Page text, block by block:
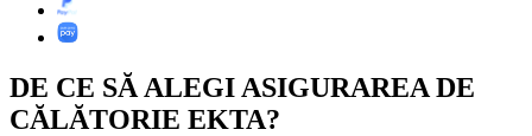
DE CE SĂ ALEGI ASIGURAREA DE
CĂLĂTORIE EKTA?